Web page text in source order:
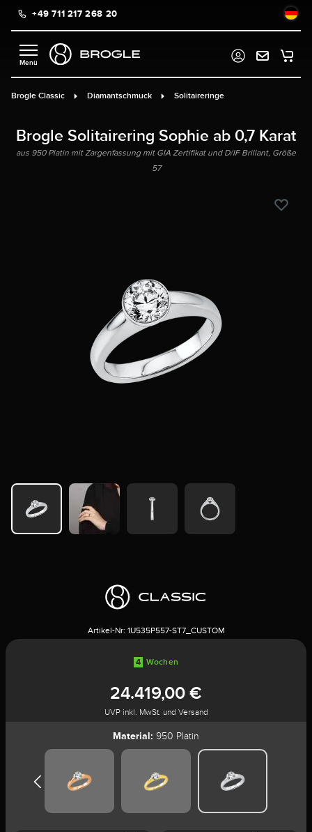
springen
+49 711 217 268 20
Brogle Classic Diamantschmuck Solitaireringe
Brogle Solitairering Sophie ab 0,7 Karat
aus 950 Platin mit Zargenfassung mit GIA Zertifikat und D/IF Brillant, Größe
57
Artikel-Nr: 1U535P557-ST7_CUSTOM
4 Wochen
24.419,00 €
UVP inkl. MwSt. und Versand
Material: 950 Platin